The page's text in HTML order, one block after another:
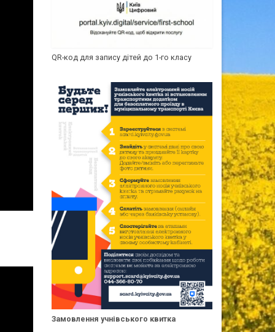
QR-код для запису дітей до 1-го класу
Замовлення учнівського квитка